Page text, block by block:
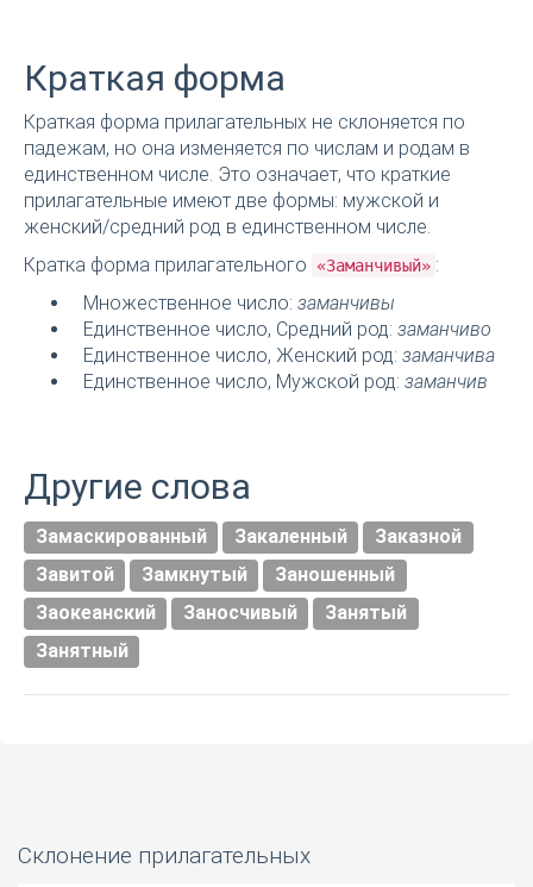
Краткая форма
Краткая форма прилагательных не склоняется по
падежам, но она изменяется по числам и родам в
единственном числе. Это означает, что краткие
прилагательные имеют две формы: мужской и
женский/средний род в единственном числе.
Кратка форма прилагательного
«Заманчивый» :
Множественное число: заманчивы
Единственное число, Средний род: заманчиво
Единственное число, Женский род: заманчива
Единственное число, Мужской род: заманчив
Другие слова
Замаскированный Закаленный
Заказной
Завитой
Замкнутый
Заношенный
Заокеанский
Заносчивый
Занятый
Занятный
Склонение прилагательных